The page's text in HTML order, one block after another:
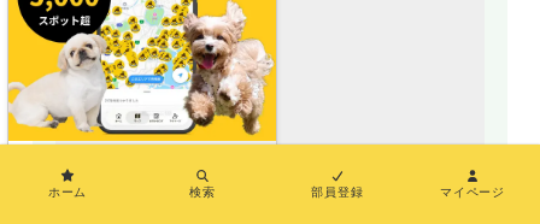
ホーム 検索 部員登録 マイページ